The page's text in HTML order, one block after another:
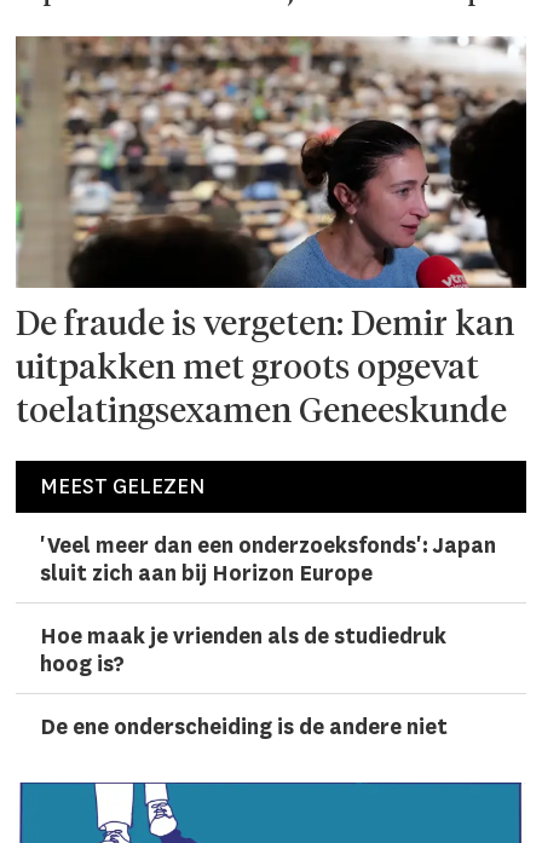
De fraude is vergeten: Demir kan
uitpakken met groots opgevat
toelatingsexamen Geneeskunde
MEEST GELEZEN
'Veel meer dan een onderzoeks­fonds': Japan
sluit zich aan bij Horizon Europe
Hoe maak je vrienden als de studiedruk
hoog is?
De ene onderscheiding is de andere niet